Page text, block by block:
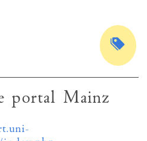
portal Mainz